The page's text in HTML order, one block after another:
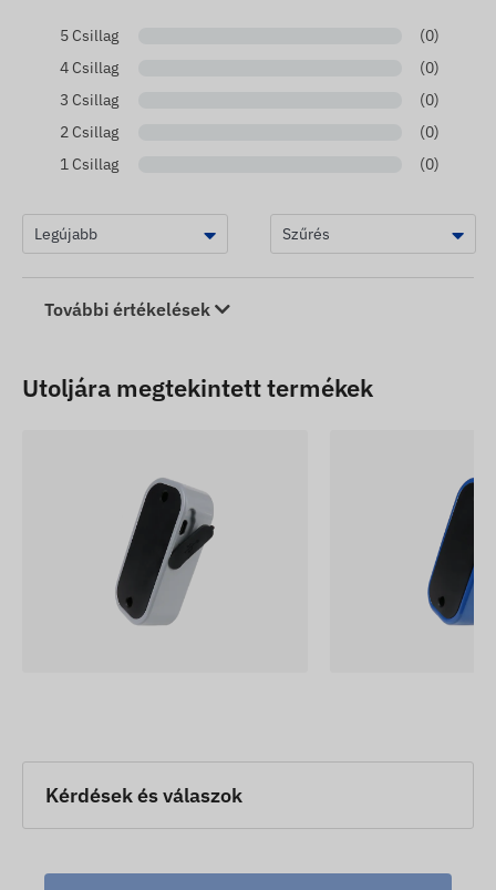
5 Csillag
(0)
4 Csillag
(0)
3 Csillag
(0)
2 Csillag
(0)
1 Csillag
(0)
További értékelések
Utoljára megtekintett termékek
Kérdések és válaszok